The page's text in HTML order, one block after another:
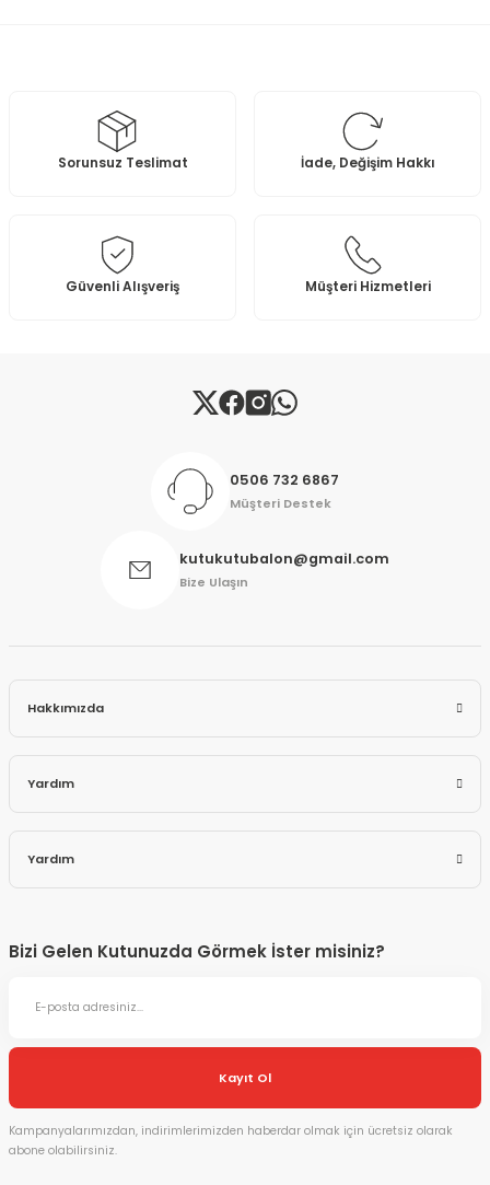
Ürün resmi kalitesiz, bozuk veya görüntülenemiyor.
Ürün açıklamasında eksik bilgiler bulunuyor.
Bu ürüne benzer farklı alternatifler olmalı.
Gönder
Sorunsuz Teslimat İade, Değişim Hakkı
Güvenli Alışveriş Müşteri Hizmetleri
0506 732 6867
Müşteri Destek
kutukutubalon@gmail.com
Bize Ulaşın
Hakkımızda
Yardım
Yardım
Bizi Gelen Kutunuzda Görmek İster misiniz?
Kayıt Ol
Kampanyalarımızdan, indirimlerimizden haberdar olmak için ücretsiz olarak
abone olabilirsiniz.